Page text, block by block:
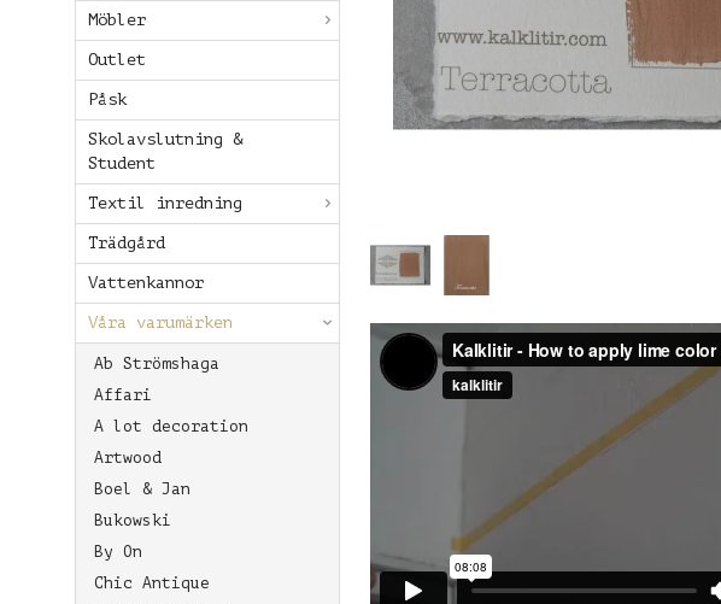
Möbler
Outlet
Påsk
Skolavslutning &
Student
Textil inredning
Trädgård
Vattenkannor
Våra varumärken
Ab Strömshaga
Affari
A lot decoration
Artwood
Boel & Jan
Bukowski
By On
Chic Antique